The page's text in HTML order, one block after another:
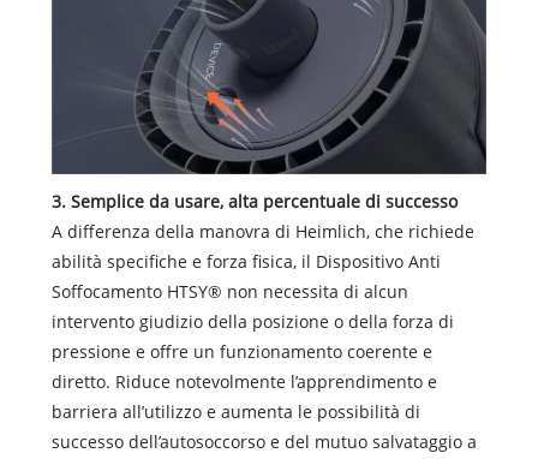
3. Semplice da usare, alta percentuale di successo
A differenza della manovra di Heimlich, che richiede
abilità specifiche e forza fisica, il Dispositivo Anti
Soffocamento HTSY® non necessita di alcun
intervento giudizio della posizione o della forza di
pressione e offre un funzionamento coerente e
diretto. Riduce notevolmente l’apprendimento e
barriera all’utilizzo e aumenta le possibilità di
successo dell’autosoccorso e del mutuo salvataggio a